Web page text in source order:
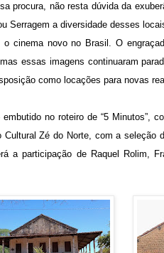
procura, não resta dúvida da
Serragem a diversidade desses
o cinema novo no Brasil. O
essas imagens continuaram
como locações para novas
no roteiro de “5 Minutos”,
Cultural Zé do Norte, com a seleção
a participação de Raquel Rolim,